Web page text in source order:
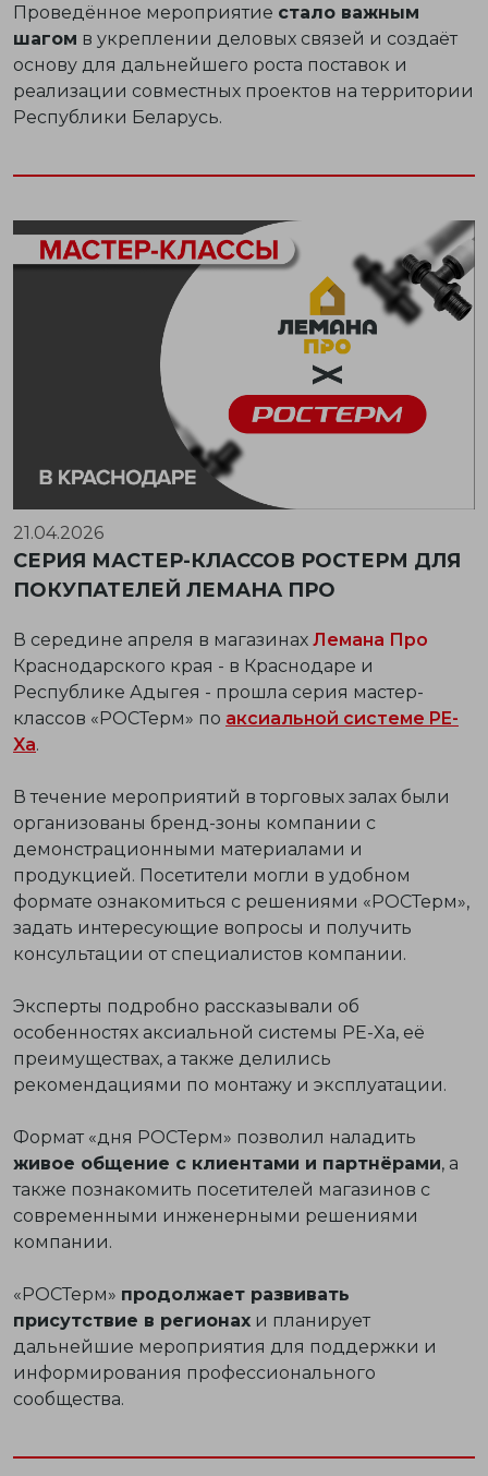
Проведённое мероприятие стало важным
шагом в укреплении деловых связей и создаёт
основу для дальнейшего роста поставок и
реализации совместных проектов на территории
Республики Беларусь.
21.04.2026
СЕРИЯ МАСТЕР-КЛАССОВ РОСТЕРМ ДЛЯ
ПОКУПАТЕЛЕЙ ЛЕМАНА ПРО
В середине апреля в магазинах Лемана Про
Краснодарского края - в Краснодаре и
Республике Адыгея - прошла серия мастер-
классов «РОСТерм» по аксиальной системе PE-
Xa.
В течение мероприятий в торговых залах были
организованы бренд-зоны компании с
демонстрационными материалами и
продукцией. Посетители могли в удобном
формате ознакомиться с решениями «РОСТерм»,
задать интересующие вопросы и получить
консультации от специалистов компании.
Эксперты подробно рассказывали об
особенностях аксиальной системы PE-Xa, её
преимуществах, а также делились
рекомендациями по монтажу и эксплуатации.
Формат «дня РОСТерм» позволил наладить
живое общение с клиентами и партнёрами, а
также познакомить посетителей магазинов с
современными инженерными решениями
компании.
«РОСТерм» продолжает развивать
присутствие в регионах и планирует
дальнейшие мероприятия для поддержки и
информирования профессионального
сообщества.